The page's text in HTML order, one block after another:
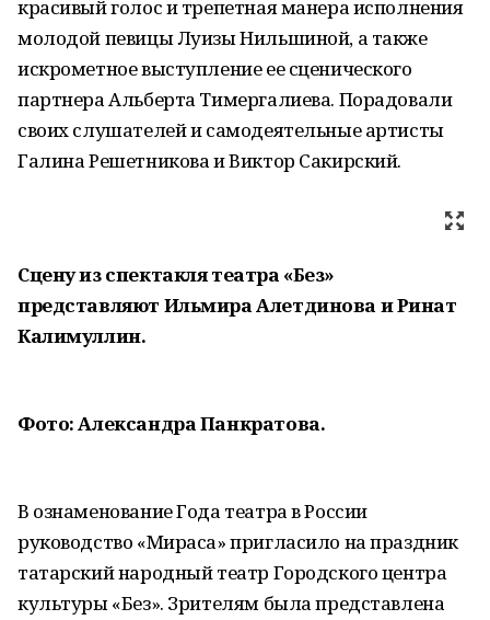
красивый голос и трепетная манера исполнения
молодой певицы Луизы Нильшиной, а также
искрометное выступление ее сценического
партнера Альберта Тимергалиева. Порадовали
своих слушателей и самодеятельные артисты
Галина Решетникова и Виктор Сакирский.
Сцену из спектакля театра «Без»
представляют Ильмира Алетдинова и Ринат
Калимуллин.
Фото: Александра Панкратова.
В ознаменование Года театра в России
руководство «Мираса» пригласило на праздник
татарский народный театр Городского центра
культуры «Без». Зрителям была представлена